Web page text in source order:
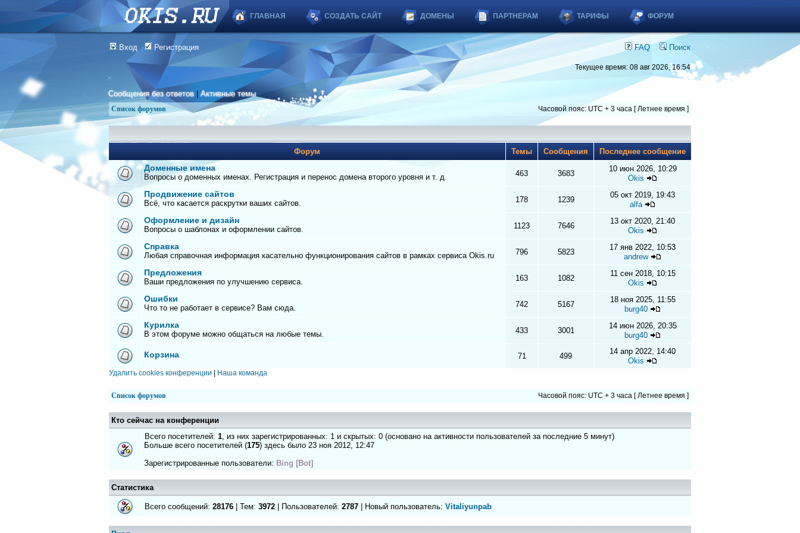
ГЛАВНАЯ СОЗДАТЬ САЙТ ДОМЕНЫ ПАРТНЕРАМ ТАРИФЫ ФОРУМ
Вход Регистрация FAQ Поиск
Текущее время: 08 авг 2026, 16:54
Сообщения без ответов |Активные темы
Список форумов Часовой пояс: UTC + 3 часа [ Летнее время ]
Форум Темы Сообщения Последнее сообщение
Доменные имена
Вопросы о доменных именах. Регистрация и перенос домена второго уровня и т. д. 463 3683
10 июн 2026, 10:29
Okis
Продвижение сайтов
Всё, что касается раскрутки ваших сайтов. 178 1239
05 окт 2019, 19:43
alfa
Оформление и дизайн
Вопросы о шаблонах и оформлении сайтов. 1123 7646
13 окт 2020, 21:40
Okis
Справка
Любая справочная информация касательно функционирования сайтов в рамках сервиса Okis.ru 796 5823
17 янв 2022, 10:53
andrew
Предложения
Ваши предложения по улучшению сервиса. 163 1082
11 сен 2018, 10:15
Okis
Ошибки
Что то не работает в сервисе? Вам сюда. 742 5167
18 ноя 2025, 11:55
burg40
Курилка
В этом форуме можно общаться на любые темы. 433 3001
14 июн 2026, 20:35
burg40
Корзина 71 499
14 апр 2022, 14:40
Okis
Удалить cookies конференции Наша команда
Список форумов Часовой пояс: UTC + 3 часа [ Летнее время ]
Кто сейчас на конференции
Всего посетителей: 1, из них зарегистрированных: 1 и скрытых: 0 (основано на активности пользователей за последние 5 минут)
Больше всего посетителей (175) здесь было 23 ноя 2012, 12:47
Зарегистрированные пользователи: Bing [Bot]
Статистика
Всего сообщений: 28176 | Тем: 3972 | Пользователей: 2787 | Новый пользователь: Vitaliyunpab